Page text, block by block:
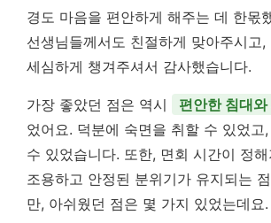
경도 마음을 편안하게 해주는 데 한몫
선생님들께서도 친절하게 맞아주시고,
세심하게 챙겨주셔서 감사했습니다.
가장 좋았던 점은 역시 편안한 침대
었어요. 덕분에 숙면을 취할 수 있었고
수 있었습니다. 또한, 면회 시간이 정
조용하고 안정된 분위기가 유지되는
만, 아쉬웠던 점은 몇 가지 있었는데요